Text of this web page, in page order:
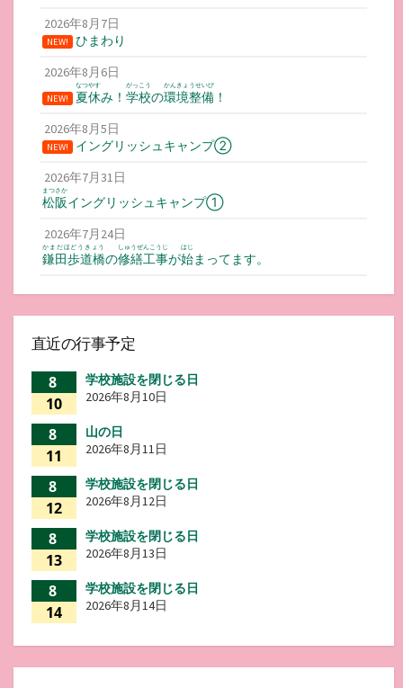
2026年8月7日
NEW!
ひまわり
2026年8月6日
NEW! 夏休
なつやす
み！ 学校
がっこう
の環境整備
かんきょうせいび
！
2026年8月5日
NEW!
イングリッシュキャンプ②
2026年7月31日
松阪
まつさか
イングリッシュキャンプ①
2026年7月24日
鎌田歩道橋
かまだほどうきょう
の修繕工事
しゅうぜんこうじ
が始
はじ
まってます。
直近の行事予定
8
10
学校施設を閉じる日
2026年8月10日
8
11
山の日
2026年8月11日
8
12
学校施設を閉じる日
2026年8月12日
8
13
学校施設を閉じる日
2026年8月13日
8
14
学校施設を閉じる日
2026年8月14日